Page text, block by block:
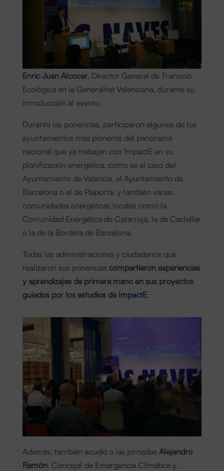
Enric Juan Alcocer, Director General de Transició
Ecològica en la Generalitat Valenciana, durante su
introducción al evento.
Durante las ponencias, participaron algunos de los
ayuntamientos más pioneros del panorama
nacional que ya trabajan con ImpactE en su
planificación energética, como es el caso del
Ayuntamiento de Valencia, el Ayuntamiento de
Barcelona o el de Paiporta, y también varias
comunidades energéticas locales como la
Comunidad Energética de Catarroja, la de Castellar
o la de la Bordeta de Barcelona.
Todas las administraciones y ciudadanos que
realizaron sus ponencias compartieron experiencias
y aprendizajes de primera mano en sus proyectos
guiados por los estudios de ImpactE.
Además, también acudió a las jornadas Alejandro
Ramón, Concejal de Emergencia Climática y